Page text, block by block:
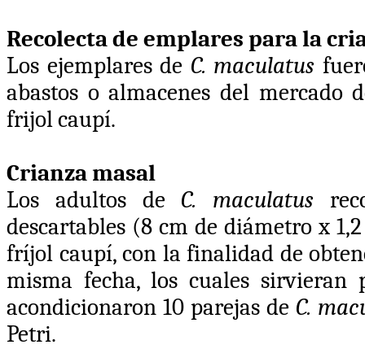
Recolecta de emplares para la
Los ejemplares de C. maculatus
abastos o almacenes del mercado
frijol caupí.
Crianza masal
Los adultos de C. maculatus
descartables (8 cm de diámetro x
fríjol caupí, con la finalidad de
misma fecha, los cuales
acondicionaron 10 parejas de C.
Petri.